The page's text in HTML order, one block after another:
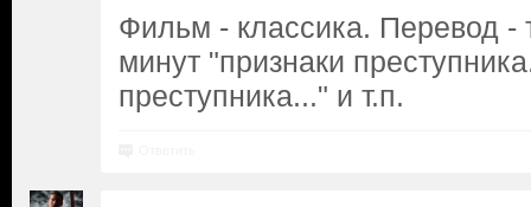
Фильм - классика. Перевод -
минут "признаки
преступника..." и т.п.